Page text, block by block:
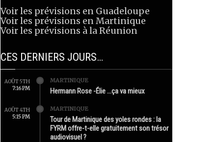
Voir les prévisions en Guadeloupe
Voir les prévisions en Martinique
Voir les prévisions à la Réunion
CES DERNIERS JOURS…
AOÛT 5TH
7:16 PM
MARTINIQUE
Hermann Rose -Élie …ça va mieux
AOÛT 4TH
5:15 PM
MARTINIQUE
Tour de Martinique des yoles rondes : la
FYRM offre-t-elle gratuitement son trésor
audiovisuel ?